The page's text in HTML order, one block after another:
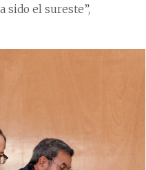
sido el sureste”,